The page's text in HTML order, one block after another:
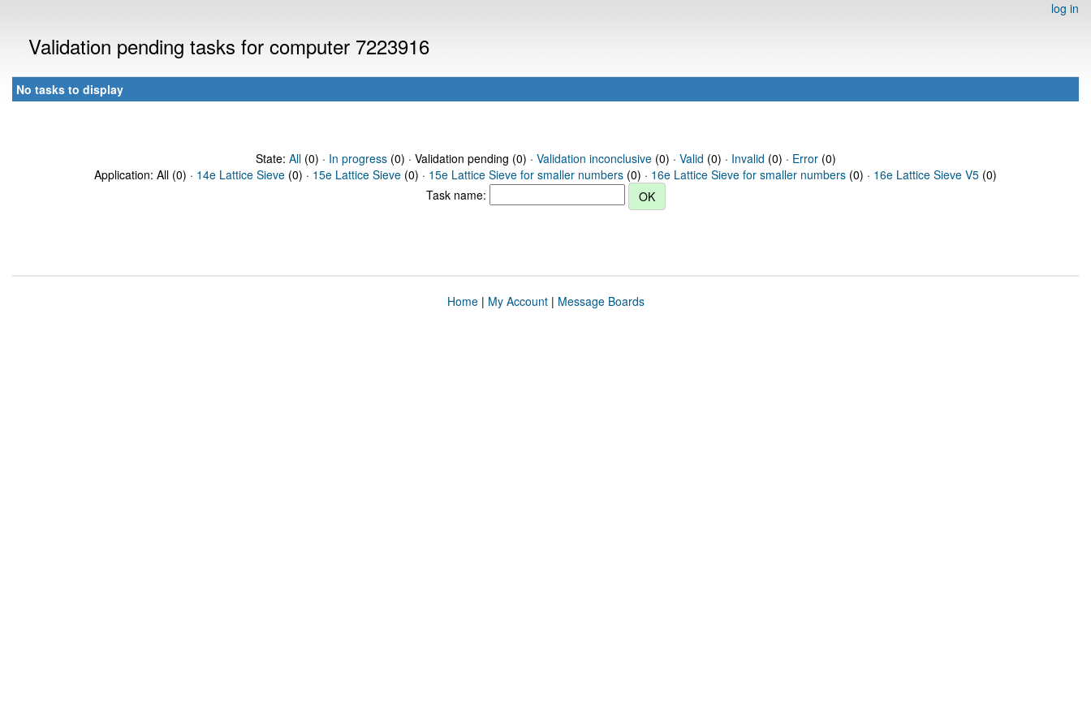
log in
Validation pending tasks for computer 7223916
No tasks to display
State: All(0) · In progress(0) · Validation pending (0) · Validation inconclusive(0) · Valid (0) · Invalid (0) · Error(0)
Application: All (0) · 14e Lattice Sieve (0) · 15e Lattice Sieve (0) · 15e Lattice Sieve for smaller numbers (0) · 16e Lattice Sieve for smaller numbers (0) · 16e Lattice Sieve V5 (0)
Task name:
Home| My Account| Message Boards